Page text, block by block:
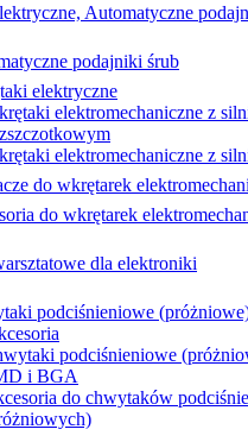
Automatyczne
podajniki śrub
elektryczne
elektromechaniczne z
elektromechaniczne z
do wkrętarek
do wkrętarek
dla elektroniki
podciśnieniowe
podciśnieniowe
i BGA
do сhwytaków